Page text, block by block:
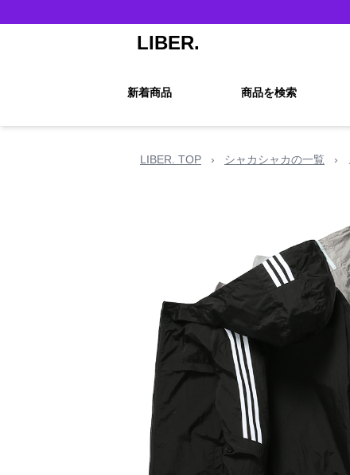
LIBER.
新着商品 商品を検索
LIBER. TOP › シャカシャカの一覧 ›